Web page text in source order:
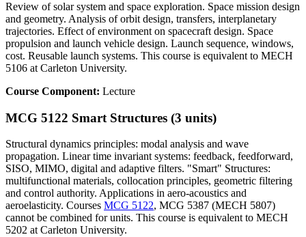
Review of solar system and space exploration. Space mission design
and geometry. Analysis of orbit design, transfers, interplanetary
trajectories. Effect of environment on spacecraft design. Space
propulsion and launch vehicle design. Launch sequence, windows,
cost. Reusable launch systems. This course is equivalent to MECH
5106 at Carleton University.
Course Component: Lecture
MCG 5122 Smart Structures (3 units)
Structural dynamics principles: modal analysis and wave
propagation. Linear time invariant systems: feedback, feedforward,
SISO, MIMO, digital and adaptive filters. "Smart" Structures:
multifunctional materials, collocation principles, geometric filtering
and control authority. Applications in aero-acoustics and
aeroelasticity. Courses MCG 5122, MCG 5387 (MECH 5807)
cannot be combined for units. This course is equivalent to MECH
5202 at Carleton University.